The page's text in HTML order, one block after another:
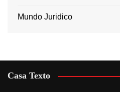
Mundo Juridico
Casa Texto